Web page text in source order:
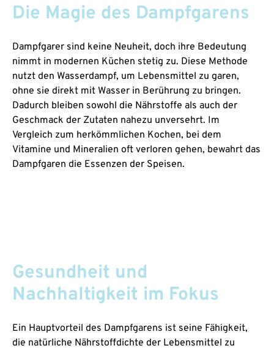
Die Magie des Dampfgarens
Dampfgarer sind keine Neuheit, doch ihre Bedeutung
nimmt in modernen Küchen stetig zu. Diese Methode
nutzt den Wasserdampf, um Lebensmittel zu garen,
ohne sie direkt mit Wasser in Berührung zu bringen.
Dadurch bleiben sowohl die Nährstoffe als auch der
Geschmack der Zutaten nahezu unversehrt. Im
Vergleich zum herkömmlichen Kochen, bei dem
Vitamine und Mineralien oft verloren gehen, bewahrt das
Dampfgaren die Essenzen der Speisen.
Gesundheit und
Nachhaltigkeit im Fokus
Ein Hauptvorteil des Dampfgarens ist seine Fähigkeit,
die natürliche Nährstoffdichte der Lebensmittel zu